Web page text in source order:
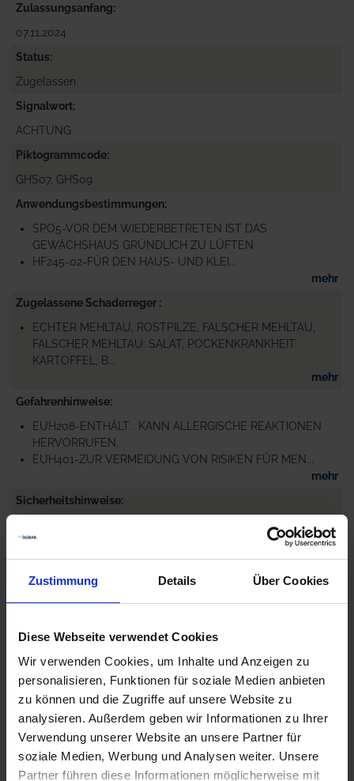
Zustimmung Details Über Cookies
Diese Webseite verwendet Cookies
Wir verwenden Cookies, um Inhalte und Anzeigen zu
personalisieren, Funktionen für soziale Medien anbieten
zu können und die Zugriffe auf unsere Website zu
analysieren. Außerdem geben wir Informationen zu Ihrer
Verwendung unserer Website an unsere Partner für
soziale Medien, Werbung und Analysen weiter. Unsere
Partner führen diese Informationen möglicherweise mit
Zulassungsanfang
07.11.2024
Status
Zugelassen
Signalwort
ACHTUNG
Piktogrammcode
GHS07, GHS09
Anwendungsbestimmungen
SPO5-VOR DEM WIEDERBETRETEN IST DAS
GEWÄCHSHAUS GRÜNDLICH ZU LÜFTEN
HF245-02-FÜR DEN HAUS- UND KLEI...
mehr
Zugelassene Schaderreger
ECHTER MEHLTAU, ROSTPILZE, FALSCHER MEHLTAU,
FALSCHER MEHLTAU: SALAT, POCKENKRANKHEIT:
KARTOFFEL, B...
mehr
Gefahrenhinweise
EUH208-ENTHÄLT . KANN ALLERGISCHE REAKTIONEN
HERVORRUFEN.
EUH401-ZUR VERMEIDUNG VON RISIKEN FÜR MEN...
mehr
Sicherheitshinweise
VERPACKUNG ODER KENNZEICHNUNGSETIKETT
BEREITHALTEN.
P102-DARF...
Empfohlene Produkte